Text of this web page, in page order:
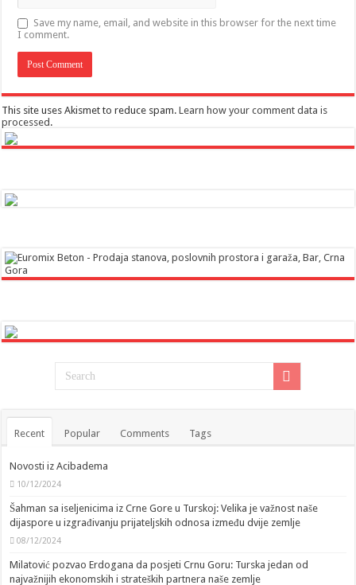
Save my name, email, and website in this browser for the next time
I comment.
This site uses Akismet to reduce spam.Learn how your comment data is
processed .
Recent Popular Comments Tags
Novosti iz Acibadema
10/12/2024
Šahman sa iseljenicima iz Crne Gore u Turskoj: Velika je važnost naše
dijaspore u izgrađivanju prijateljskih odnosa između dvije zemlje
08/12/2024
Milatović pozvao Erdogana da posjeti Crnu Goru: Turska jedan od
najvažnijih ekonomskih i strateških partnera naše zemlje